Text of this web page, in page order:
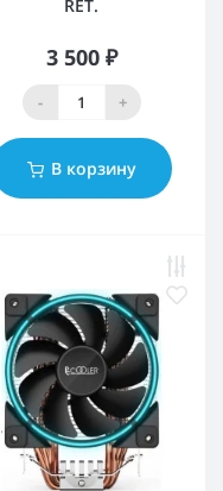
RET.
3 500 ₽
- +
В корзину